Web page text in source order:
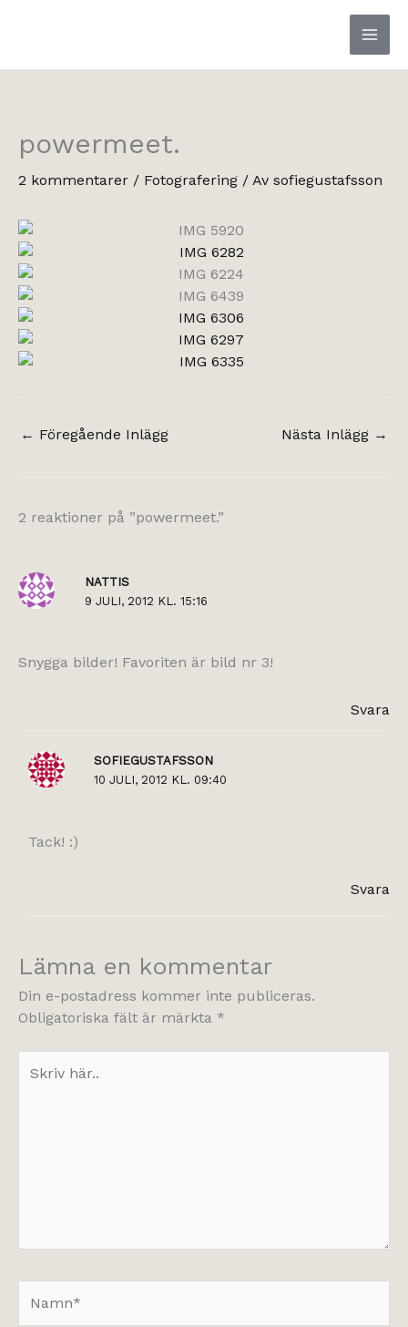
powermeet.
2 kommentarer / Fotografering / Av sofiegustafsson
← Föregående Inlägg Nästa Inlägg →
2 reaktioner på ”powermeet.”
NATTIS
9 JULI, 2012 KL. 15:16
Snygga bilder! Favoriten är bild nr 3!
Svara
SOFIEGUSTAFSSON
10 JULI, 2012 KL. 09:40
Tack! :)
Svara
Lämna en kommentar
Din e-postadress kommer inte publiceras.
Obligatoriska fält är märkta *
här..